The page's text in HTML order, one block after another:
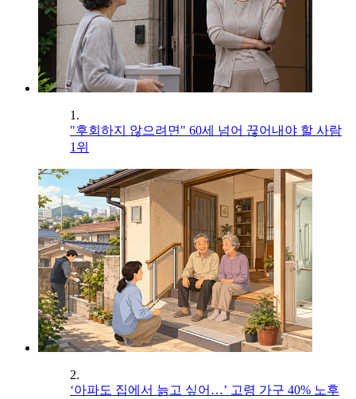
1.
"후회하지 않으려면" 60세 넘어 끊어내야 할 사람
1위
2.
‘아파도 집에서 늙고 싶어…’ 고령 가구 40% 노후